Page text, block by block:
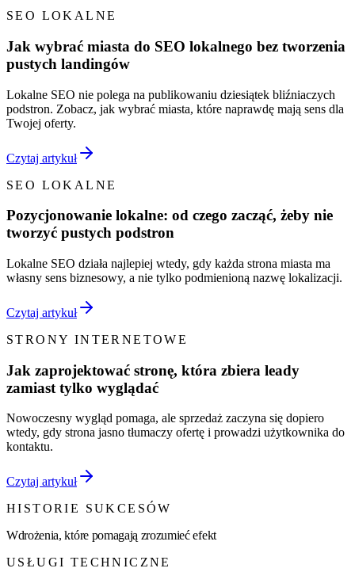
SEO LOKALNE
Jak wybrać miasta do SEO lokalnego bez tworzenia
pustych landingów
Lokalne SEO nie polega na publikowaniu dziesiątek bliźniaczych
podstron. Zobacz, jak wybrać miasta, które naprawdę mają sens dla
Twojej oferty.
Czytaj artykuł
SEO LOKALNE
Pozycjonowanie lokalne: od czego zacząć, żeby nie
tworzyć pustych podstron
Lokalne SEO działa najlepiej wtedy, gdy każda strona miasta ma
własny sens biznesowy, a nie tylko podmienioną nazwę lokalizacji.
Czytaj artykuł
STRONY INTERNETOWE
Jak zaprojektować stronę, która zbiera leady
zamiast tylko wyglądać
Nowoczesny wygląd pomaga, ale sprzedaż zaczyna się dopiero
wtedy, gdy strona jasno tłumaczy ofertę i prowadzi użytkownika do
kontaktu.
Czytaj artykuł
HISTORIE SUKCESÓW
Wdrożenia, które pomagają zrozumieć efekt
USŁUGI TECHNICZNE